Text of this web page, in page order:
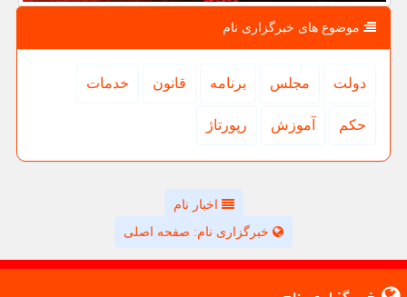
موضوع های خبرگزاری نام
دولت مجلس برنامه قانون خدمات
حكم آموزش رپورتاژ
اخبار نام
خبرگزاری نام: صفحه اصلی